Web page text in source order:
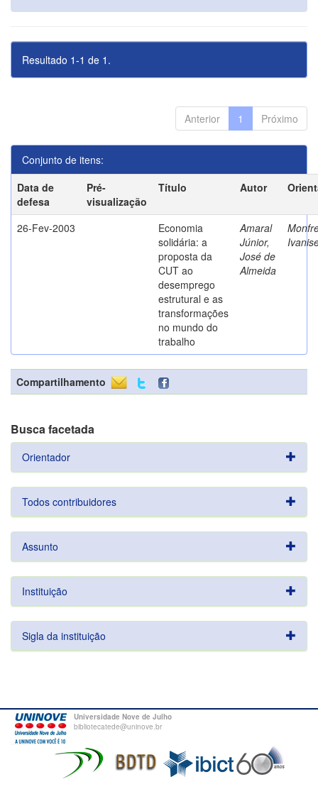
Resultado 1-1 de 1.
Anterior 1 Próximo
Conjunto de itens:
Data de
defesa
Pré-
visualização
Título Autor
26-Fev-2003
Economia
solidária: a
proposta da
CUT ao
desemprego
estrutural e as
transformações
no mundo do
trabalho
Amaral
Júnior,
José de
Almeida
Compartilhamento
Busca facetada
Orientador
Todos contribuidores
Assunto
Instituição
Sigla da instituição
Universidade Nove de Julho
bibliotecatede@uninove.br